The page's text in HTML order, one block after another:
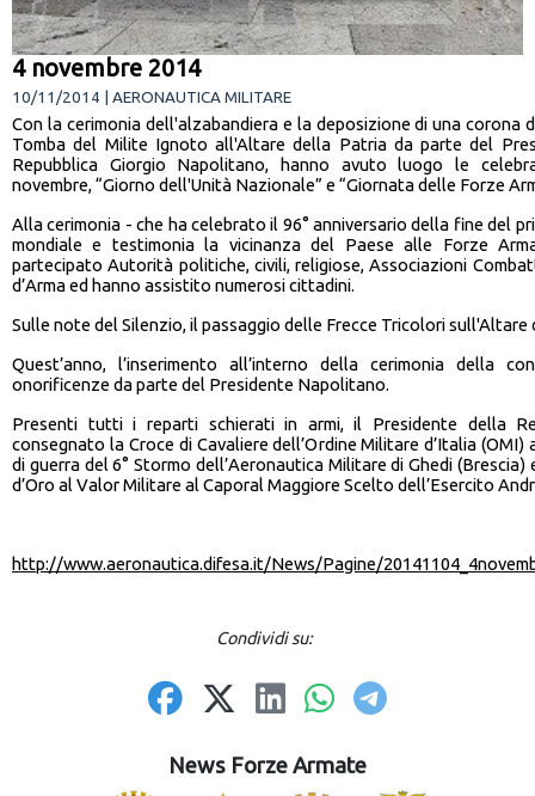
4 novembre 2014
10/11/2014 | AERONAUTICA MILITARE
Con la cerimonia dell'alzabandiera e la deposizione di una corona
Tomba del Milite Ignoto all'Altare della Patria da parte del
Repubblica Giorgio Napolitano, hanno avuto luogo le
novembre, “Giorno dell'Unità Nazionale” e “Giornata delle Forze
Alla cerimonia - che ha celebrato il 96° anniversario della fine del
mondiale e testimonia la vicinanza del Paese alle Forze
partecipato Autorità politiche, civili, religiose, Associazioni
d’Arma ed hanno assistito numerosi cittadini.
Sulle note del Silenzio, il passaggio delle Frecce Tricolori sull'Altare
Quest’anno, l’inserimento all’interno della cerimonia della
onorificenze da parte del Presidente Napolitano.
Presenti tutti i reparti schierati in armi, il Presidente della
consegnato la Croce di Cavaliere dell’Ordine Militare d’Italia (OMI)
di guerra del 6° Stormo dell’Aeronautica Militare di Ghedi (Brescia)
d’Oro al Valor Militare al Caporal Maggiore Scelto dell’Esercito
http://www.aeronautica.difesa.it/News/Pagine/
Condividi su:
News Forze Armate